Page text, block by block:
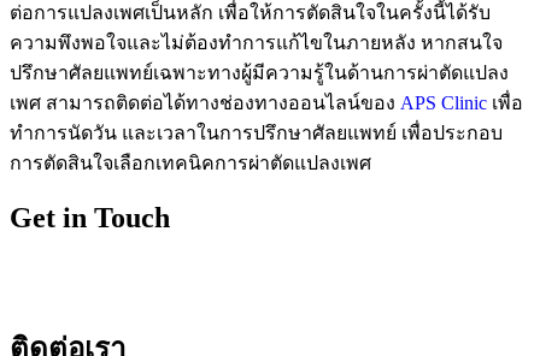
ต่อการแปลงเพศเป็นหลัก เพื่อให้การตัดสินใจในครั้งนี้ได้รับ
ความพึงพอใจและไม่ต้องทำการแก้ไขในภายหลัง หากสนใจ
ปรึกษาศัลยแพทย์เฉพาะทางผู้มีความรู้ในด้านการผ่าตัดแปลง
เพศ สามารถติดต่อได้ทางช่องทางออนไลน์ของ APS Clinic เพื่อ
ทำการนัดวัน และเวลาในการปรึกษาศัลยแพทย์ เพื่อประกอบ
การตัดสินใจเลือกเทคนิคการผ่าตัดแปลงเพศ
Get in Touch
ติดต่อเรา